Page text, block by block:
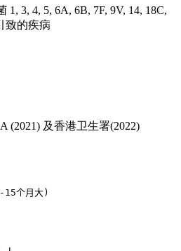
3, 4, 5, 6A, 6B, 7F, 9V, 14, 18C,
致的疾病
(2021) 及香港卫生署(2022)
15个月大)